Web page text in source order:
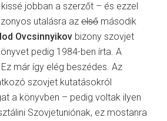
jobban a szerzőt – és ezzel
utalásra az első második
Ovcsinnyikov bizony szovjet
pedig 1984-ben írta. A
már így elég beszédes. Az
szovjet kutatásokról
a könyvben – pedig voltak ilyen
Szovjetuniónak, ez mostanra